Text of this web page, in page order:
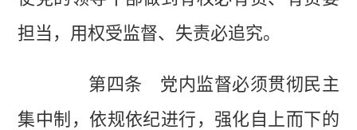
担当，用权受监督、失责必追究。
第四条 党内监督必须贯彻民主
集中制，依规依纪进行，强化自上而下的